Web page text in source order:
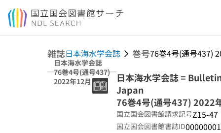
本文へ移動
雑誌日本海水学会誌 巻号76巻4号(通号437)
日本海水学会誌
76巻4号(通号437)
2022年12月
日本海水学会誌 =
Japan
76巻4号(通号437) 2022
国立国会図書館請求記号Z15-47
国立国会図書館書誌ID